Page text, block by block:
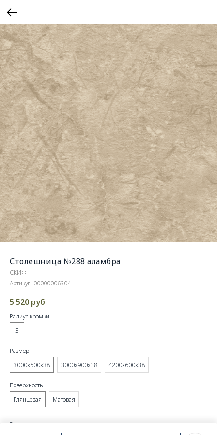
Столешница №288 аламбра
СКИФ
Артикул: 00000006304
5 520 руб.
Радиус кромки
3
Размер
3000х600х38
3000х900х38 4200х600х38
Поверхность
Глянцевая
Матовая
Этот товар доступен только по